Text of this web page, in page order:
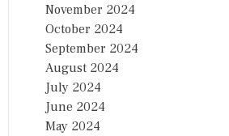
November 2024
October 2024
September 2024
August 2024
July 2024
June 2024
May 2024